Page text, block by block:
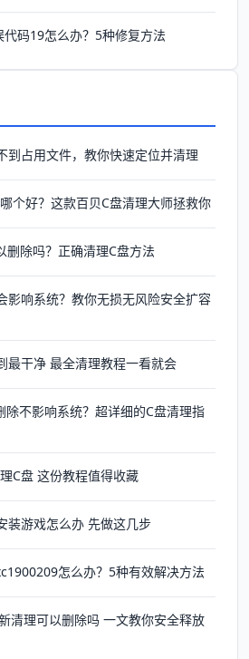
码19怎么办？5种修复方法
到占用文件，教你快速定位并清理
个好？这款百贝C盘清理大师拯救你
除吗？正确清理C盘方法
影响系统？教你无损无风险安全扩容
最干净 最全清理教程一看就会
除不影响系统？超详细的C盘清理指
C盘 这份教程值得收藏
装游戏怎么办 先做这几步
怎么办？5种有效解决方法
清理可以删除吗 一文教你安全释放